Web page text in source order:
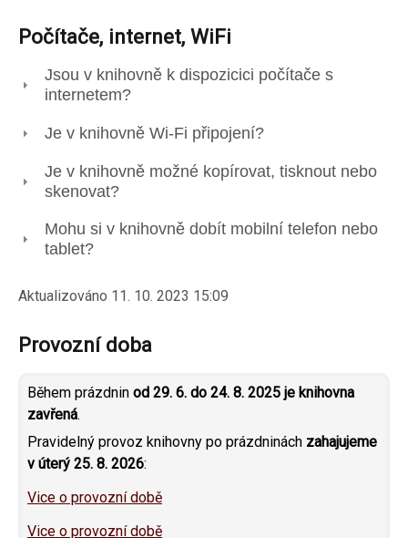
Počítače, internet, WiFi
Jsou v knihovně k dispozicici počítače s
internetem?
Je v knihovně Wi-Fi připojení?
Je v knihovně možné kopírovat, tisknout nebo
skenovat?
Mohu si v knihovně dobít mobilní telefon nebo
tablet?
Aktualizováno 11. 10. 2023 15:09
Provozní doba
Během prázdnin od 29. 6. do 24. 8. 2025 je knihovna
zavřená.
Pravidelný provoz knihovny po prázdninách zahajujeme
v úterý 25. 8. 2026:
Vice o provozní době
Vice o provozní době